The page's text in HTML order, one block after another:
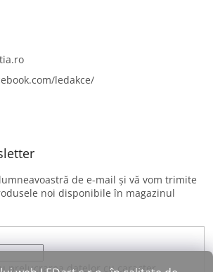
ledakce/
de e-mail şi vă vom trimite
noi disponibile în magazinul
prelucrarea datelor cu caracter